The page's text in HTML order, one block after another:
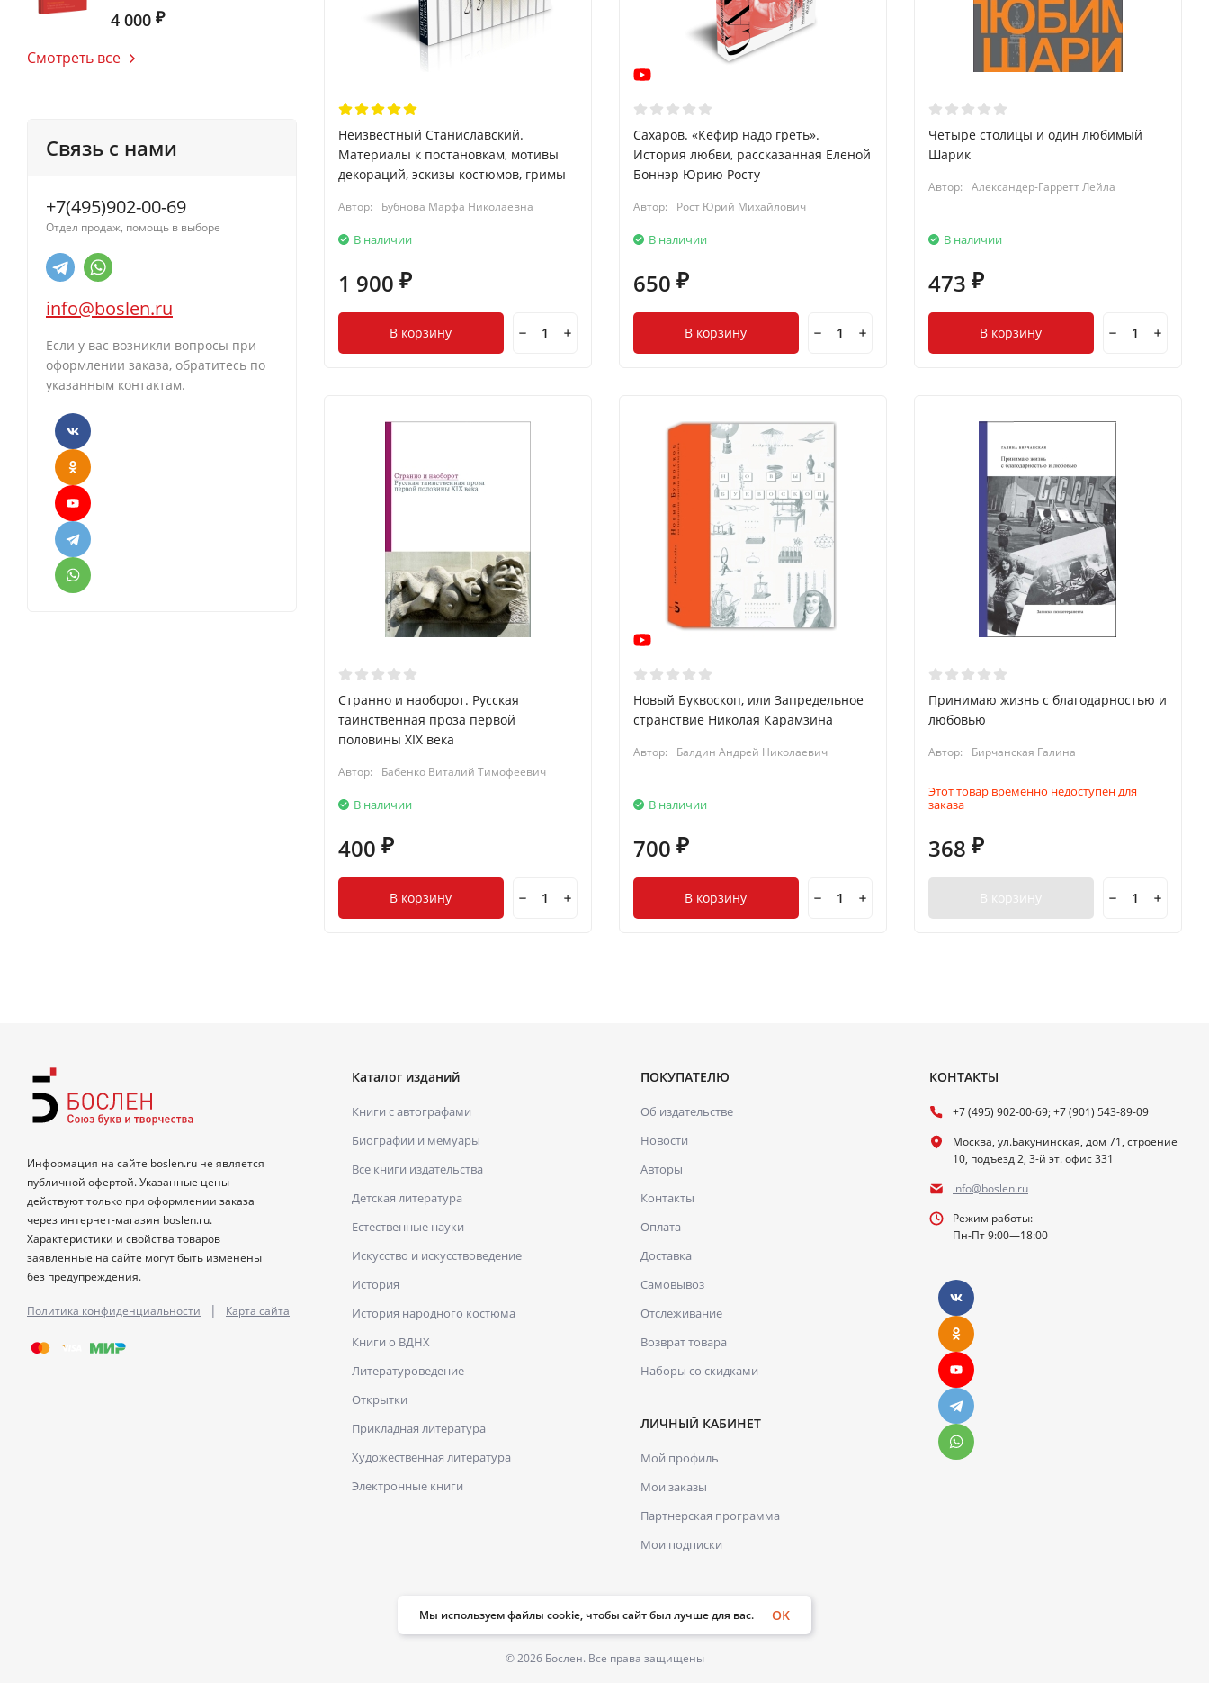
4 000 ₽
Смотреть все
Связь с нами
+7(495)902-00-69
Отдел продаж, помощь в выборе
info@boslen.ru
Если у вас возникли вопросы при
оформлении заказа, обратитесь по
указанным контактам.
Неизвестный Станиславский.
Материалы к постановкам, мотивы
декораций, эскизы костюмов, гримы
Автор: Бубнова Марфа Николаевна
В наличии
1 900 ₽
В корзину
Сахаров. «Кефир надо греть».
История любви, рассказанная Еленой
Боннэр Юрию Росту
Автор: Рост Юрий Михайлович
В наличии
650 ₽
В корзину
Четыре столицы и один любимый
Шарик
Автор: Александер-Гарретт Лейла
В наличии
473 ₽
В корзину
Странно и наоборот. Русская
таинственная проза первой
половины XIX века
Автор: Бабенко Виталий Тимофеевич
В наличии
400 ₽
В корзину
Новый Буквоскоп, или Запредельное
странствие Николая Карамзина
Автор: Балдин Андрей Николаевич
В наличии
700 ₽
В корзину
Принимаю жизнь с благодарностью и
любовью
Автор: Бирчанская Галина
Этот товар временно недоступен для
заказа
368 ₽
В корзину
Информация на сайте boslen.ru не является
публичной офертой. Указанные цены
действуют только при оформлении заказа
через интернет-магазин boslen.ru.
Характеристики и свойства товаров
заявленные на сайте могут быть изменены
без предупреждения.
Политика конфиденциальности | Карта сайта
Каталог изданий
Книги с автографами
Биографии и мемуары
Все книги издательства
Детская литература
Естественные науки
Искусство и искусствоведение
История
История народного костюма
Книги о ВДНХ
Литературоведение
Открытки
Прикладная литература
Художественная литература
Электронные книги
ПОКУПАТЕЛЮ
Об издательстве
Новости
Авторы
Контакты
Оплата
Доставка
Самовывоз
Отслеживание
Возврат товара
Наборы со скидками
ЛИЧНЫЙ КАБИНЕТ
Мой профиль
Мои заказы
Партнерская программа
Мои подписки
КОНТАКТЫ
+7 (495) 902-00-69; +7 (901) 543-89-09
Москва, ул.Бакунинская, дом 71, строение
10, подъезд 2, 3-й эт. офис 331
info@boslen.ru
Режим работы:
Пн-Пт 9:00—18:00
© 2026 Бослен. Все права защищены
Мы используем файлы cookie, чтобы сайт был лучше для вас. OK